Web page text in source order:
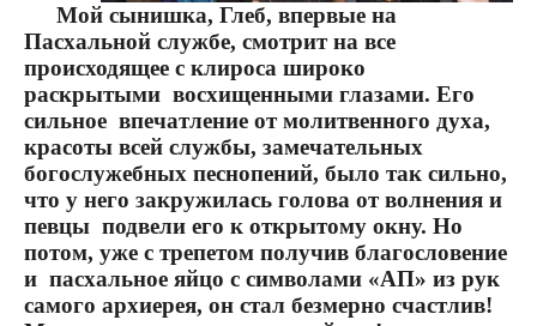
Мой сынишка, Глеб, впервые на
Пасхальной службе, смотрит на все
происходящее с клироса широко
раскрытыми восхищенными глазами. Его
сильное впечатление от молитвенного духа,
красоты всей службы, замечательных
богослужебных песнопений, было так сильно,
что у него закружилась голова от волнения и
певцы подвели его к открытому окну. Но
потом, уже с трепетом получив благословение
и пасхальное яйцо с символами «АП» из рук
самого архиерея, он стал безмерно счастлив!